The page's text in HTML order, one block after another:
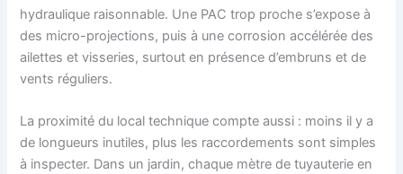
hydraulique raisonnable. Une PAC trop proche s’expose à
des micro-projections, puis à une corrosion accélérée des
ailettes et visseries, surtout en présence d’embruns et de
vents réguliers.
La proximité du local technique compte aussi : moins il y a
de longueurs inutiles, plus les raccordements sont simples
à inspecter. Dans un jardin, chaque mètre de tuyauterie en